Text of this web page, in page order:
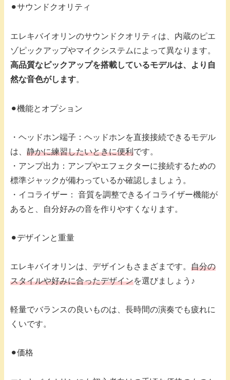
⚫︎サウンドクオリティ
エレキバイオリンのサウンドクオリティは、内蔵のピエ
ゾピックアップやマイクシステムによって異なります。
高品質なピックアップを搭載しているモデルは、より自
然な音色がします。
⚫︎機能とオプション
・ヘッドホン端子：ヘッドホンを直接接続できるモデル
は、 静かに練習したいときに便利です。
・アンプ出力：アンプやエフェクターに接続するための
標準ジャックが備わっているか確認しましょう。
・イコライザー： 音質を調整できるイコライザー機能が
あると、自分好みの音を作りやすくなります。
⚫︎デザインと重量
エレキバイオリンは、デザインもさまざまです。 自分の
スタイルや好みに合ったデザインを選びましょう♪
軽量でバランスの良いものは、長時間の演奏でも疲れに
くいです。
⚫︎価格